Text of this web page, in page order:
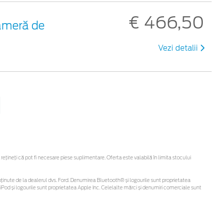
de
€ 466,50
Vezi detalii
că pot fi necesare piese suplimentare. Oferta este valabilă în limita stocului
de la dealerul dvs. Ford. Denumirea Bluetooth® și logourile sunt proprietatea
și logourile sunt proprietatea Apple Inc. Celelalte mărci și denumiri comerciale sunt